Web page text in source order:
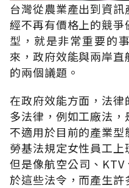
台灣從農業產出到資
經不再有價格上的競
型，就是非常重要的
來，政府效能與兩岸
的兩個議題。
在政府效能方面，法
多法律，例如工廠法
不適用於目前的產業
勞基法規定女性員工上
但是像航空公司、
於這些法令，而產生許